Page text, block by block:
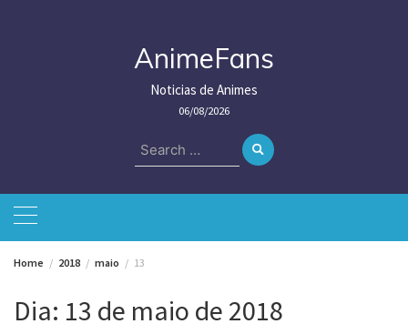
AnimeFans
Noticias de Animes
06/08/2026
Search
for:
Home 2018 maio 13
Dia: 13 de maio de 2018